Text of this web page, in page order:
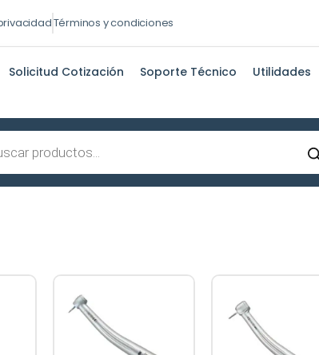
Términos y condiciones
Solicitud Cotización Soporte Técnico Utilidades